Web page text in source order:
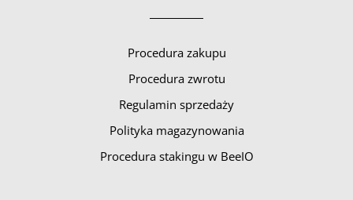
Procedura zakupu
Procedura zwrotu
Regulamin sprzedaży
Polityka magazynowania
Procedura stakingu w BeeIO